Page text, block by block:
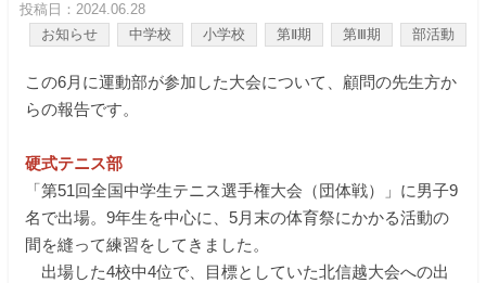
保護者の声
入学をお考えの方へ
教職員募集
資料請求・お問い合わせ
投稿日：2024.06.28
お知らせ
中学校 小学校 第Ⅱ期 第Ⅲ期 部活動
この6月に運動部が参加した大会について、顧問の先生方か
らの報告です。
硬式テニス部
「第51回全国中学生テニス選手権大会（団体戦）」に男子9
名で出場。9年生を中心に、5月末の体育祭にかかる活動の
間を縫って練習をしてきました。
出場した4校中4位で、目標としていた北信越大会への出